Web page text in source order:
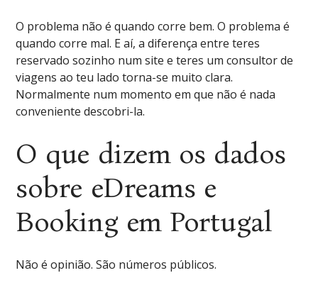
O problema não é quando corre bem. O problema é
quando corre mal. E aí, a diferença entre teres
reservado sozinho num site e teres um consultor de
viagens ao teu lado torna-se muito clara.
Normalmente num momento em que não é nada
conveniente descobri-la.
O que dizem os dados
sobre eDreams e
Booking em Portugal
Não é opinião. São números públicos.